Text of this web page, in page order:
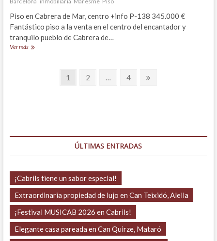
Piso en Cabrera de Mar, centro +info P-138 345.000 €
Fantástico piso a la venta en el centro del encantador y
tranquilo pueblo de Cabrera de…
Ver másPrecioso
NavegaciónPágina
1 Página
2 … Página
4
ÚLTIMAS ENTRADAS
¡Cabrils tiene un sabor especial!
Extraordinaria propiedad de lujo en Can Teixidó, Alella
¡Festival MUSICAB 2026 en Cabrils!
Elegante casa pareada en Can Quirze, Mataró